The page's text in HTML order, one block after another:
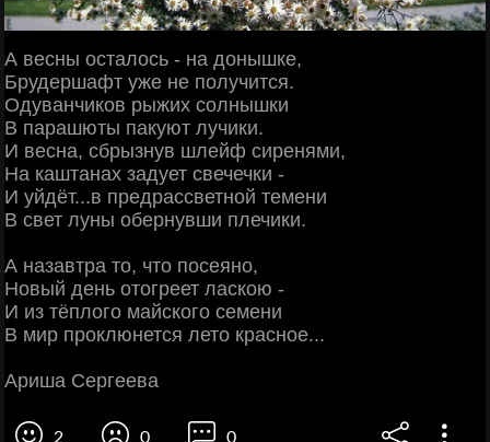
А весны осталось - на донышке,
Брудершафт уже не получится.
Одуванчиков рыжих солнышки
В парашюты пакуют лучики.
И весна, сбрызнув шлейф сиренями,
На каштанах задует свечечки -
И уйдёт...в предрассветной темени
В свет луны обернувши плечики.
А назавтра то, что посеяно,
Новый день отогреет ласкою -
И из тёплого майского семени
В мир проклюнется лето красное...
Ариша Сергеева
2 0 0